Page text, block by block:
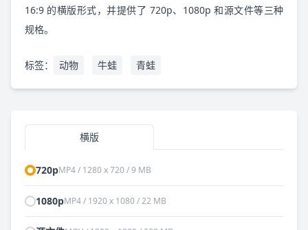
16:9 的横版形式，并提供了 720p、1080p 和源文件等三种
规格。
标签： 动物 牛蛙 青蛙
横版
720pMP4 / 1280 x 720 / 9 MB
1080pMP4 / 1920 x 1080 / 22 MB